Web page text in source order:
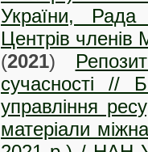
України,
Центрів
(2021)
сучасності //
управління
матеріали